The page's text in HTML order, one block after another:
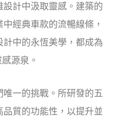
計中汲取靈感。建築的
經典車款的流暢線條，
中的永恆美學，都成為
源泉。
一的挑戰。所研發的五
質的功能性，以提升並